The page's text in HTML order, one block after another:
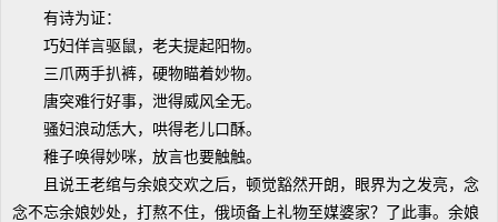
有诗为证：
巧妇佯言驱鼠，老夫提起阳物。
三爪两手扒裤，硬物瞄着妙物。
唐突难行好事，泄得威风全无。
骚妇浪动恁大，哄得老儿口酥。
稚子唤得妙咪，放言也要触触。
且说王老绾与余娘交欢之后，顿觉豁然开朗，眼界为之发亮，念
念不忘余娘妙处，打熬不住，俄顷备上礼物至媒婆家？了此事。余娘